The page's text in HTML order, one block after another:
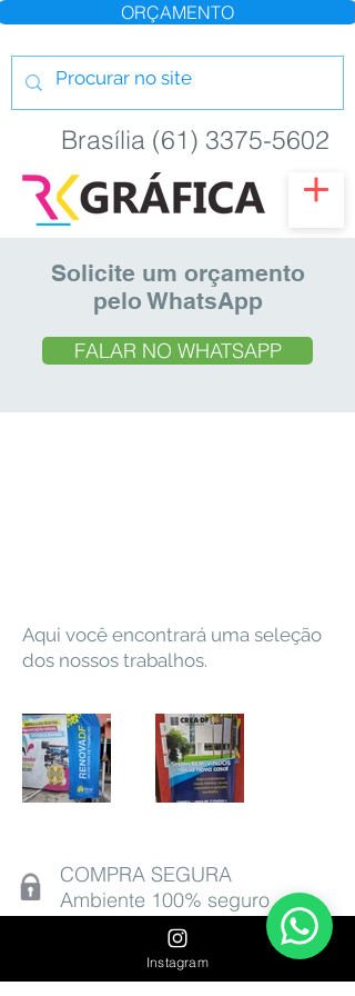
ORÇAMENTO
Brasília (61) 3375-5602
Solicite um orçamento
pelo WhatsApp
FALAR NO WHATSAPP
Aqui você encontrará uma seleção
dos nossos trabalhos.
COMPRA SEGURA
Ambiente 100% seguro
St. M QNM 5 - LOTE 20 - Ceilândia,
Instagram